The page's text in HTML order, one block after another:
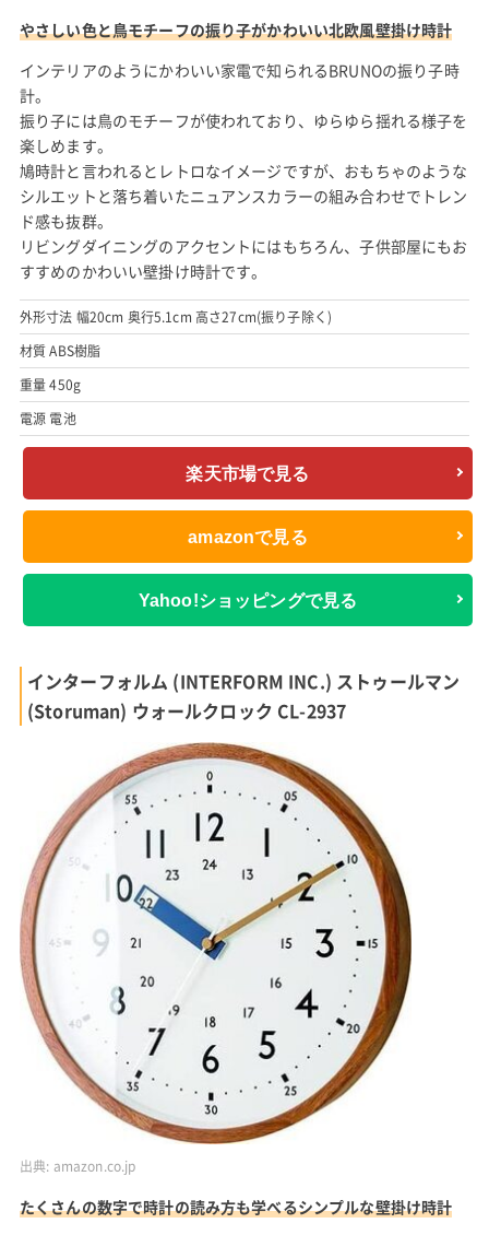
やさしい色と鳥モチーフの振り子がかわいい北欧風壁掛け時計
インテリアのようにかわいい家電で知られるBRUNOの振り子時
計。
振り子には鳥のモチーフが使われており、ゆらゆら揺れる様子を
楽しめます。
鳩時計と言われるとレトロなイメージですが、おもちゃのような
シルエットと落ち着いたニュアンスカラーの組み合わせでトレン
ド感も抜群。
リビングダイニングのアクセントにはもちろん、子供部屋にもお
すすめのかわいい壁掛け時計です。
外形寸法 幅20cm 奥行5.1cm 高さ27cm(振り子除く)
材質 ABS樹脂
重量 450g
電源 電池
楽天市場で見る
amazonで見る
Yahoo!ショッピングで見る
インターフォルム (INTERFORM INC.) ストゥールマン
(Storuman) ウォールクロック CL-2937
出典: amazon.co.jp
たくさんの数字で時計の読み方も学べるシンプルな壁掛け時計